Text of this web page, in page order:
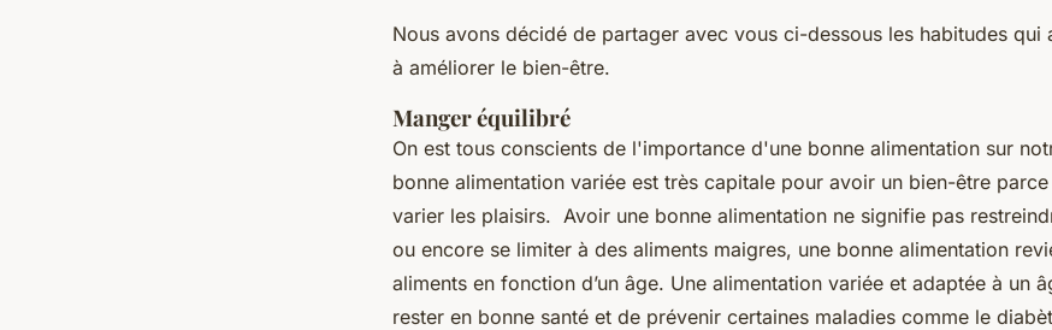
Nous avons décidé de partager avec vous ci-dessous les habitudes qui
à améliorer le bien-être.
Manger équilibré
On est tous conscients de l'importance d'une bonne alimentation sur
bonne alimentation variée est très capitale pour avoir un bien-être
varier les plaisirs. Avoir une bonne alimentation ne signifie pas
ou encore se limiter à des aliments maigres, une bonne alimentation
aliments en fonction d’un âge. Une alimentation variée et adaptée à un
rester en bonne santé et de prévenir certaines maladies comme le